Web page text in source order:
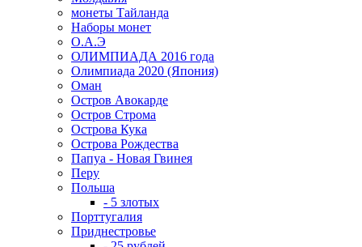
монеты Тайланда
Наборы монет
О.А.Э
ОЛИМПИАДА 2016 года
Олимпиада 2020 (Япония)
Оман
Остров Авокарде
Остров Строма
Острова Кука
Острова Рождества
Папуа - Новая Гвинея
Перу
Польша
- 5 злотых
Порттугалия
Приднестровье